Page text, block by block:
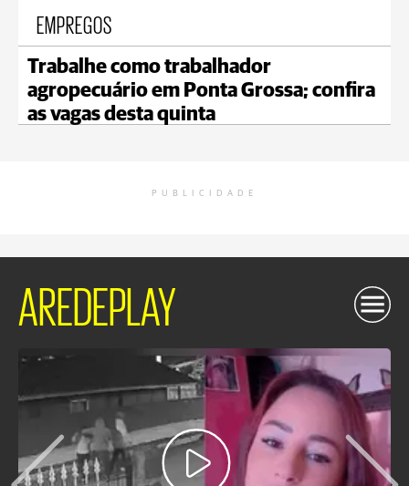
EMPREGOS
Trabalhe como trabalhador
agropecuário em Ponta Grossa; confira
as vagas desta quinta
PUBLICIDADE
AREDEPLAY